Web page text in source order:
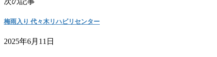
梅雨入り 代々木リハビリセンター
2025年6月11日